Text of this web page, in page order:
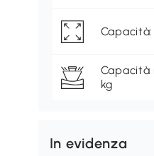
Capacità
kg
In evidenza